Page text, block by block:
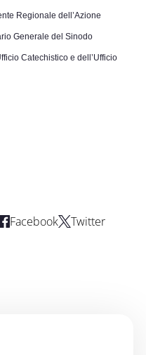
Regionale dell’Azione
Generale del Sinodo
Catechistico e dell’Ufficio
Facebook Twitter